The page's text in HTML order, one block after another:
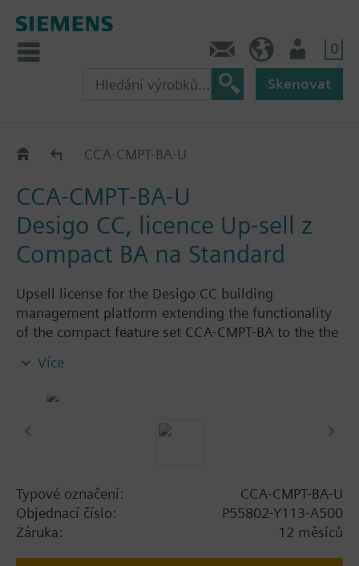
0
Skenovat
OptionsCCA-CMPT-BA-U
CCA-CMPT-BA-U
Desigo CC, licence Up-sell z
Compact BA na Standard
Upsell license for the Desigo CC building
management platform extending the functionality
of the compact feature set CCA-CMPT-BA to the the
FSET.
Více
Typové označení:
CCA-CMPT-BA-U
Objednací číslo:
P55802-Y113-A500
Záruka:
12 měsíců